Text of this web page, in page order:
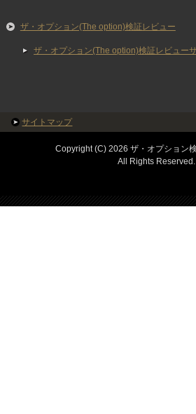
ザ・オプション(The option)検証レビュー
ザ・オプション(The option)検証レビュー
サイトマップ
Copyright (C) 2026 ザ・オプション
All Rights Reserved.